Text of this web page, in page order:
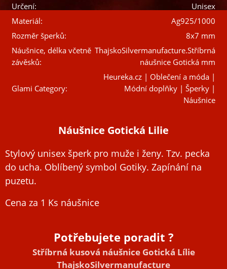
Určení:
Unisex
Materiál:
Ag925/1000
Rozměr šperků:
8x7 mm
Náušnice, délka včetně
závěsků:
ThajskoSilvermanufacture.Stříbrná
náušnice Gotická mm
Glami Category:
Heureka.cz | Oblečení a móda |
Módní doplňky | Šperky |
Náušnice
Náušnice Gotická Lilie
Stylový unisex šperk pro muže i ženy. Tzv. pecka
do ucha. Oblíbený symbol Gotiky. Zapínání na
puzetu.
Cena za 1 Ks náušnice
Potřebujete poradit ?
Stříbrná kusová náušnice Gotická Lílie
ThajskoSilvermanufacture